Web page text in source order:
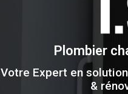
Plombier
Votre Expert en
&